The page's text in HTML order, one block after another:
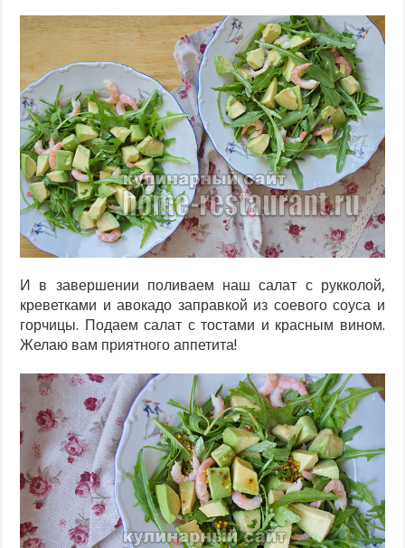
И в завершении поливаем наш салат с рукколой,
креветками и авокадо заправкой из соевого соуса и
горчицы. Подаем салат с тостами и красным вином.
Желаю вам приятного аппетита!